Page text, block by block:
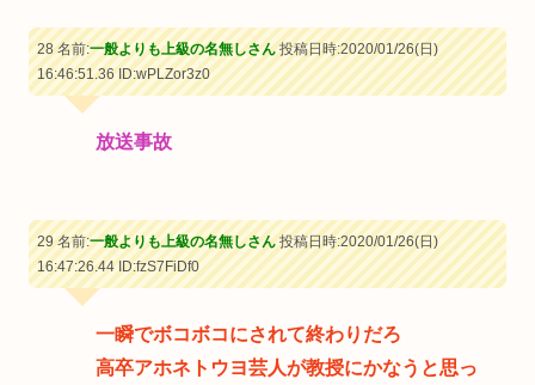
28 名前:一般よりも上級の名無しさん投稿日時:2020/01/26(日)
16:46:51.36ID:wPLZor3z0
放送事故
29 名前:一般よりも上級の名無しさん投稿日時:2020/01/26(日)
16:47:26.44ID:fzS7FiDf0
一瞬でボコボコにされて終わりだろ
高卒アホネトウヨ芸人が教授にかなうと思っ